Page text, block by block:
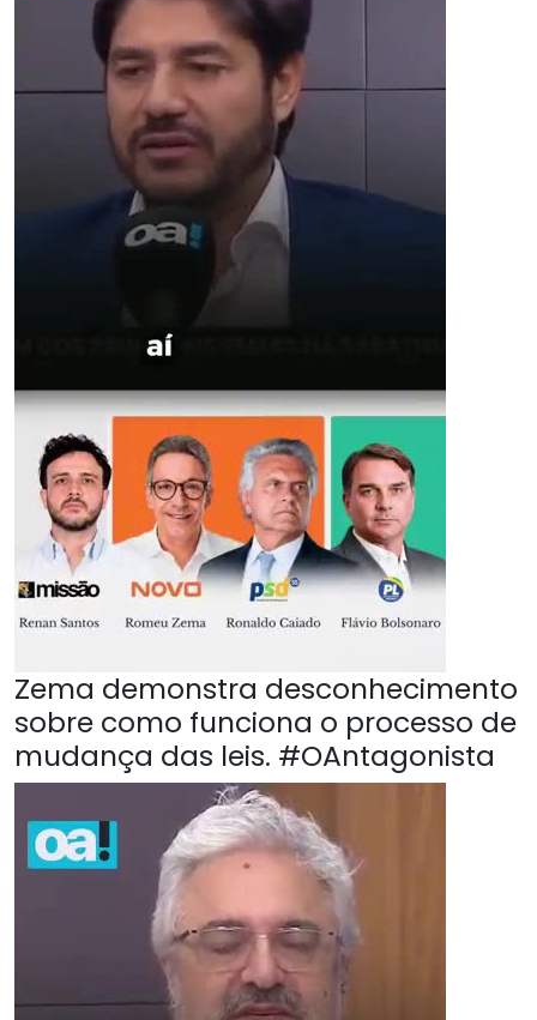
Zema demonstra desconhecimento
sobre como funciona o processo de
mudança das leis. #OAntagonista